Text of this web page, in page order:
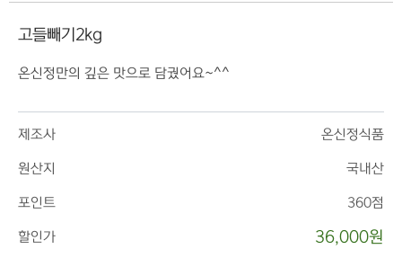
고들빼기2kg
온신정만의 깊은 맛으로 담궜어요~^^
제조사 온신정식품
원산지 국내산
포인트 360점
할인가 36,000원